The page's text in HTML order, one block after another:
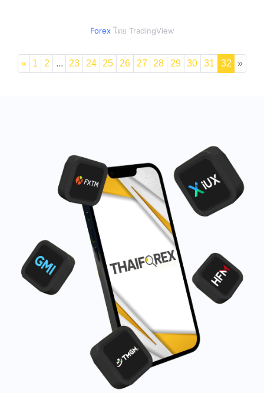
Forexโดย TradingView
« 1 2 ... 23 24 25 26 27 28 29 30 31 32 »